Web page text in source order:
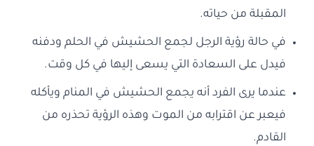
المقبلة من حياته.
في حالة رؤية الرجل لجمع الحشيش في الحلم ودفنه
فيدل على السعادة التي يسعى إليها في كل وقت.
عندما يرى الفرد أنه يجمع الحشيش في المنام ويأكله
فيعبر عن اقترابه من الموت وهذه الرؤية تحذره من
القادم.